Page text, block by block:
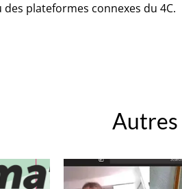
plateformes connexes du 4C.
Autres